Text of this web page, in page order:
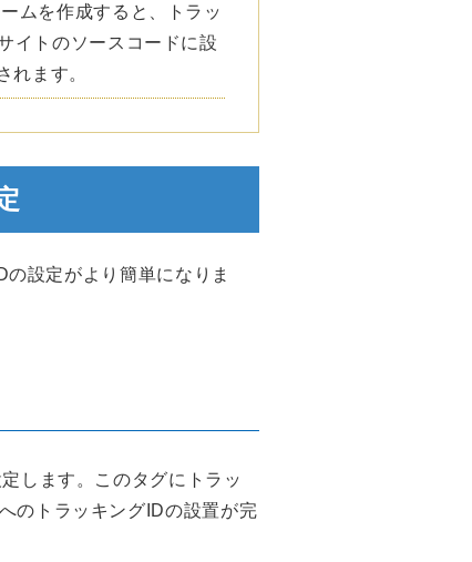
ムを作成すると、トラッ
イトのソースコードに設
れます。
設定がより簡単になりま
します。このタグにトラッ
のトラッキングIDの設置が完